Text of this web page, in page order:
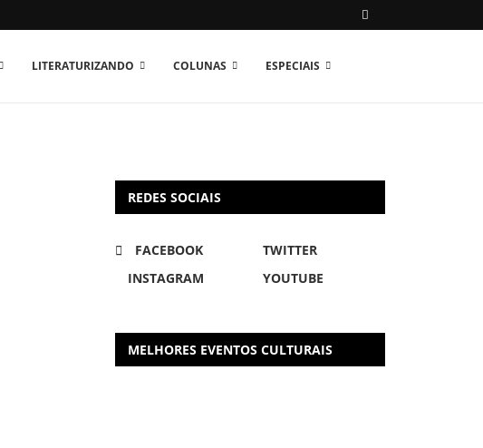
LITERATURIZANDO COLUNAS ESPECIAIS
REDES SOCIAIS
FACEBOOK
TWITTER
INSTAGRAM
YOUTUBE
MELHORES EVENTOS CULTURAIS